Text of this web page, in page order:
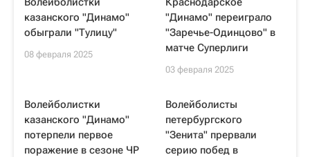
казанского "Динамо"
обыграли "Тулицу"
08 февраля 2025
"Динамо" переиграло
"Заречье-Одинцово" в
матче Суперлиги
03 февраля 2025
Волейболистки
казанского "Динамо"
потерпели первое
поражение в сезоне ЧР
Волейболисты
петербургского
"Зенита" прервали
серию побед в